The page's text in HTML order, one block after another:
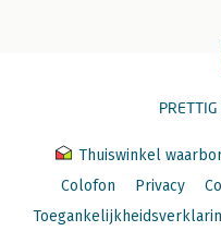
Thuiswinkel
Colofon
Privacy